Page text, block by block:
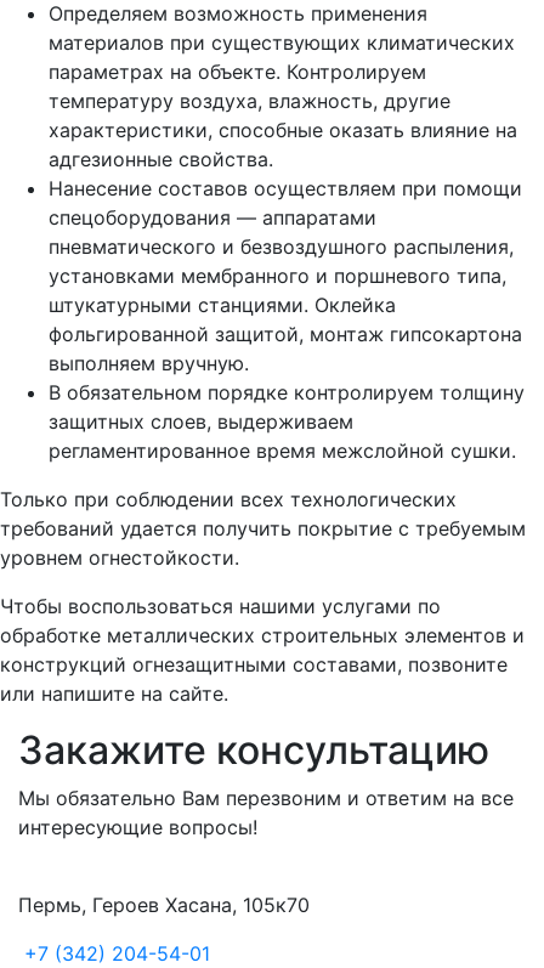
Определяем возможность применения
материалов при существующих климатических
параметрах на объекте. Контролируем
температуру воздуха, влажность, другие
характеристики, способные оказать влияние на
адгезионные свойства.
Нанесение составов осуществляем при помощи
спецоборудования — аппаратами
пневматического и безвоздушного распыления,
установками мембранного и поршневого типа,
штукатурными станциями. Оклейка
фольгированной защитой, монтаж гипсокартона
выполняем вручную.
В обязательном порядке контролируем толщину
защитных слоев, выдерживаем
регламентированное время межслойной сушки.
Только при соблюдении всех технологических
требований удается получить покрытие с требуемым
уровнем огнестойкости.
Чтобы воспользоваться нашими услугами по
обработке металлических строительных элементов и
конструкций огнезащитными составами, позвоните
или напишите на сайте.
Закажите консультацию
Мы обязательно Вам перезвоним и ответим на все
интересующие вопросы!
Пермь, Героев Хасана, 105к70
+7 (342) 204-54-01